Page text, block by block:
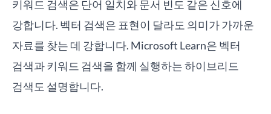
키워드 검색은 단어 일치와 문서 빈도 같은 신호에
강합니다. 벡터 검색은 표현이 달라도 의미가 가까운
자료를 찾는 데 강합니다. Microsoft Learn은 벡터
검색과 키워드 검색을 함께 실행하는 하이브리드
검색도 설명합니다.